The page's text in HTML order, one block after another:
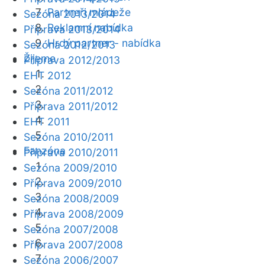
Partneři mládeže
Reklamní nabídka
Hrdý partner - nabídka
Žijeme
Fanzóna
Sezóna 2013/2014
Příprava 2013/2014
Sezóna 2012/2013
Příprava 2012/2013
EHT 2012
Sezóna 2011/2012
Příprava 2011/2012
EHT 2011
Sezóna 2010/2011
Příprava 2010/2011
Sezóna 2009/2010
Příprava 2009/2010
Sezóna 2008/2009
Příprava 2008/2009
Sezóna 2007/2008
Příprava 2007/2008
Sezóna 2006/2007